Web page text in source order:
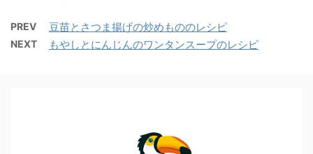
PREV 豆苗とさつま揚げの炒めもののレシピ
NEXT もやしとにんじんのワンタンスープのレシピ